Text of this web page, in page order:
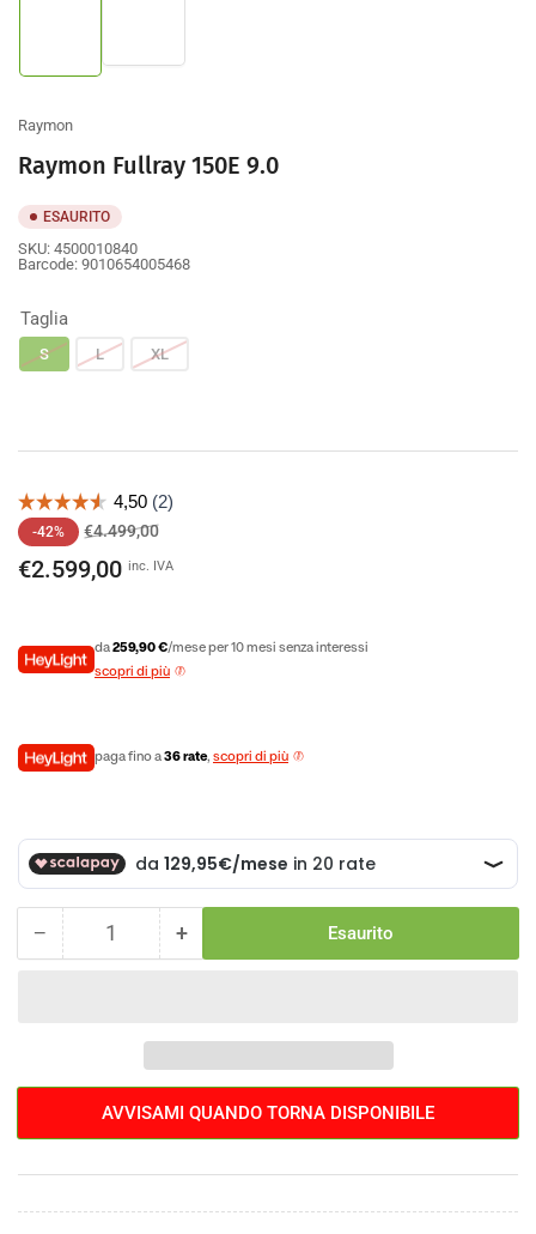
galleria
galleria
Raymon
Raymon Fullray 150E 9.0
ESAURITO
SKU: 4500010840
Barcode: 9010654005468
Taglia
S L XL
Prezzo
di
-42% €4.499,00Prezzo
scontato
€2.599,00 inc. IVA
da259,90 €/mese per 10 mesi senza interessi
scopri di più
paga fino a36 rate, scopri di più
− Diminuisci
150E
Quantità +Aumenta
Raymon
Fullray
150E
9.0
Esaurito
AVVISAMI QUANDO TORNA DISPONIBILE